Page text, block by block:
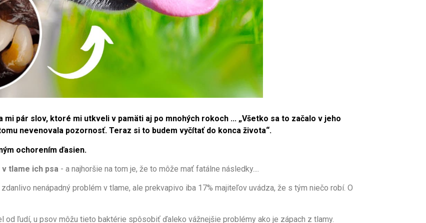
pár slov, ktoré mi utkveli v pamäti aj po mnohých rokoch ... „Všetko sa to začalo v jeho
nevenovala pozornosť. Teraz si to budem vyčítať do konca života“.
ochorením ďasien.
tlame ich psa - a najhoršie na tom je, že to môže mať fatálne následky....
nenápadný problém v tlame, ale prekvapivo iba 17% majiteľov uvádza, že s tým niečo robí. O
od ľudí, u psov môžu tieto baktérie spôsobiť ďaleko vážnejšie problémy ako je zápach z tlamy.